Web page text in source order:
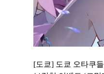
[도쿄] 도쿄 오타쿠